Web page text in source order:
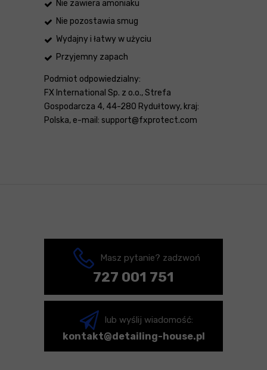
Nie zawiera amoniaku
Nie pozostawia smug
Wydajny i łatwy w użyciu
Przyjemny zapach
Podmiot odpowiedzialny:
FX International Sp. z o.o., Strefa
Gospodarcza 4, 44-280 Rydułtowy, kraj:
Polska, e-mail: support@fxprotect.com
Masz pytanie? zadzwoń
727 001 751
lub wyślij wiadomość:
kontakt@detailing-house.pl